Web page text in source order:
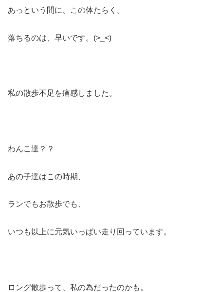
あっという間に、この体たらく。
落ちるのは、早いです。(>_<)
私の散歩不足を痛感しました。
わんこ達？？
あの子達はこの時期、
ランでもお散歩でも、
いつも以上に元気いっぱい走り回っています。
ロング散歩って、私の為だったのかも。